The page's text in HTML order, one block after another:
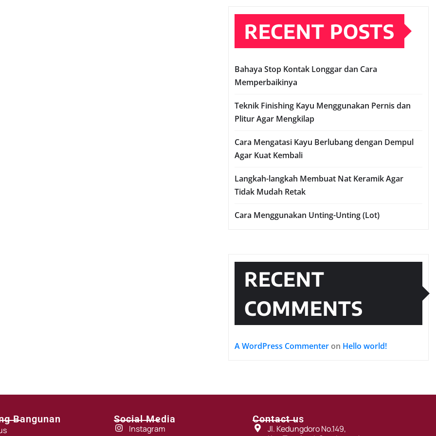
RECENT POSTS
Bahaya Stop Kontak Longgar dan Cara
Memperbaikinya
Teknik Finishing Kayu Menggunakan Pernis dan
Plitur Agar Mengkilap
Cara Mengatasi Kayu Berlubang dengan Dempul
Agar Kuat Kembali
Langkah-langkah Membuat Nat Keramik Agar
Tidak Mudah Retak
Cara Menggunakan Unting-Unting (Lot)
RECENT
COMMENTS
A WordPress Commenter on Hello world!
Bangunan Social Media
Instagram
Contact us
Jl. Kedungdoro No.149,